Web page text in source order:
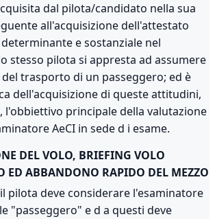
dal pilota/candidato nella sua
all'acquisizione dell'attestato
e sostanziale nel
stesso pilota si appresta ad assumere
trasporto di un passeggero; ed è
dell'acquisizione di queste attitudini,
l'obbiettivo principale della valutazione
AeCI in sede d i esame.
DEL VOLO, BRIEFING VOLO
ED ABBANDONO RAPIDO DEL MEZZO
pilota deve considerare l'esaminatore
"passeggero" e d a questi deve